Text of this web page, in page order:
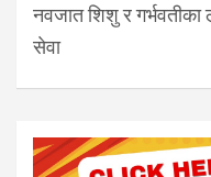
नवजात शिशु र
सेवा